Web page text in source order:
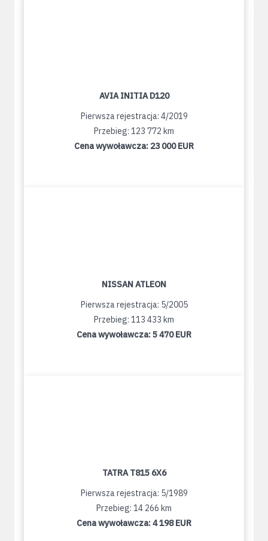
AVIA INITIA D120
Pierwsza rejestracja: 4/2019
Przebieg: 123 772 km
Cena wywoławcza: 23 000 EUR
NISSAN ATLEON
Pierwsza rejestracja: 5/2005
Przebieg: 113 433 km
Cena wywoławcza:5 470 EUR
TATRA T815 6X6
Pierwsza rejestracja: 5/1989
Przebieg: 14 266 km
Cena wywoławcza:4 198 EUR